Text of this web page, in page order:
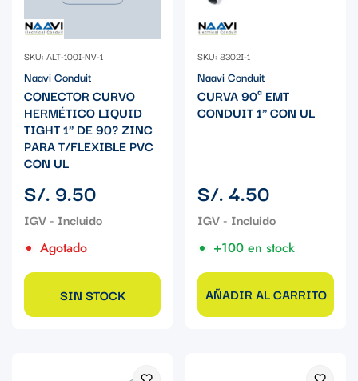
SKU: ALT-100I-NV-1
Naavi Conduit
CONECTOR CURVO
HERMÉTICO LIQUID
TIGHT 1" DE 90? ZINC
PARA T/FLEXIBLE PVC
CON UL
Precio
regular
S/. 9.50
Agotado
SIN STOCK
SKU: 8302I-1
Naavi Conduit
CURVA 90ª EMT
CONDUIT 1" CON UL
Precio
regular
S/. 4.50
+100 en stock
AÑADIR AL CARRITO